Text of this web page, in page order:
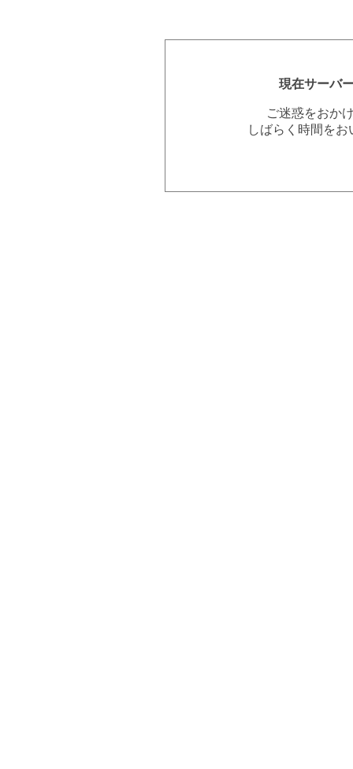
現在サーバ
ご迷惑をおか
しばらく時間を